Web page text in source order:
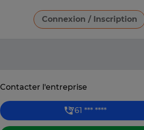
Connexion / Inscription
Télécharger une image
Contacter l'entreprise
761 *** ****